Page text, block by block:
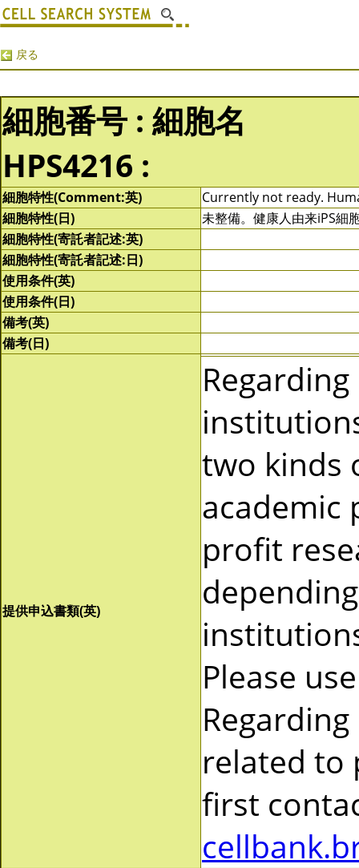
戻る
細胞番号 : 細胞名
HPS4216 :
細胞特性(Comment:英)
Currently not ready.
細胞特性(日)
未整備。健康人由来iPS細
細胞特性(寄託者記述:英)
細胞特性(寄託者記述:日)
使用条件(英)
使用条件(日)
備考(英)
備考(日)
提供申込書類(英)
two kinds
academic
profit
Please
related to
first